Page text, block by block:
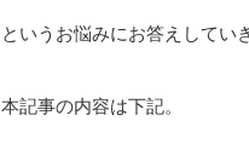
というお悩みにお答えしてい
本記事の内容は下記。